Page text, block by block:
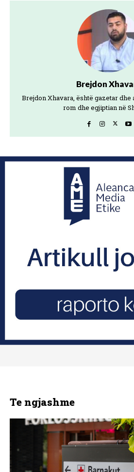
Brejdon
Brejdon Xhavara, është gazetar
rom dhe egjiptian në
Te ngjashme